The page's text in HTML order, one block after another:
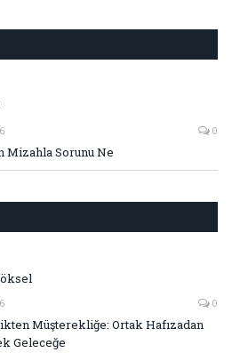
0
Mizahla Sorunu Ne
0
Müşterekliğe: Ortak Hafızadan
Geleceğe